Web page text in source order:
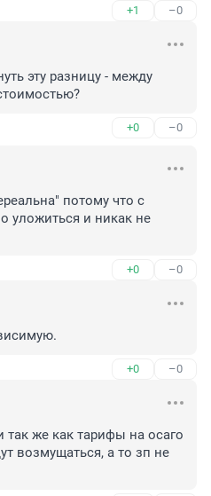
+1 –0
эту разницу - между
+0 –0
потому что с
уложиться и никак не
+0 –0
+0 –0
же как тарифы на осаго
возмущаться, а то зп не